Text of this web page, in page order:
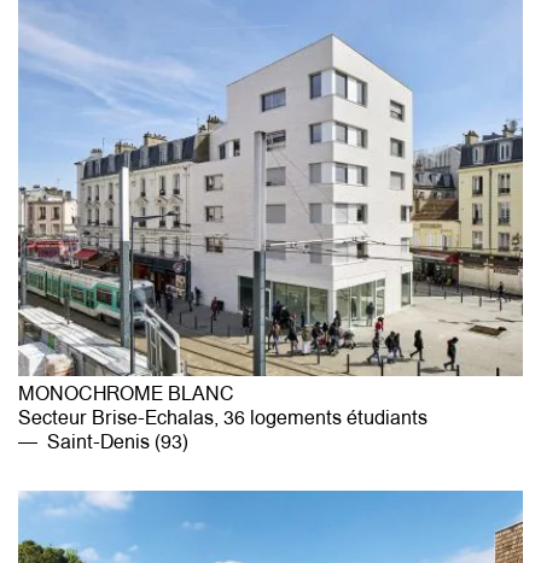
MONOCHROME BLANC
Secteur Brise-Echalas, 36 logements étudiants
Saint-Denis (93)